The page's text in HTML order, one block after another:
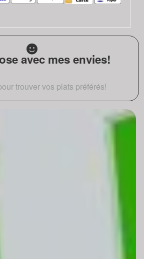
avec mes envies!
trouver vos plats préférés!